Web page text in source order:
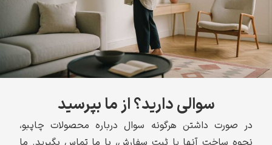
سوالی دارید؟ از ما بپرسید
در صورت داشتن هرگونه سوال درباره محصولات چاپبو،